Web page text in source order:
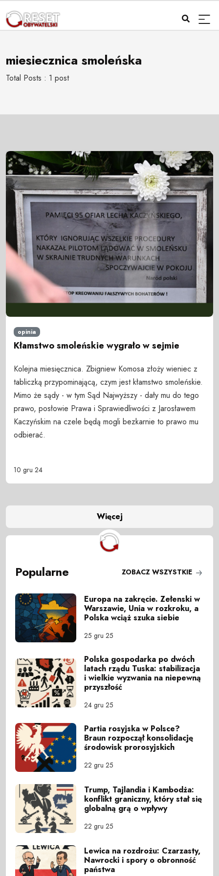
miesiecznica smoleńska
Total Posts : 1 post
opinia
Kłamstwo smoleńskie wygrało w sejmie
Kolejna miesięcznica. Zbigniew Komosa złoży wieniec z
tabliczką przypominającą, czym jest kłamstwo smoleńskie.
Mimo że sądy - w tym Sąd Najwyższy - dały mu do tego
prawo, posłowie Prawa i Sprawiedliwości z Jarosławem
Kaczyńskim na czele będą mogli bezkarnie to prawo mu
odbierać.
10 gru 24
Więcej
Popularne ZOBACZ WSZYSTKIE
Europa na zakręcie. Zełenski w
Warszawie, Unia w rozkroku, a
Polska wciąż szuka siebie
25 gru 25
Polska gospodarka po dwóch
latach rządu Tuska: stabilizacja
i wielkie wyzwania na niepewną
przyszłość
24 gru 25
Partia rosyjska w Polsce?
Braun rozpoczął konsolidację
środowisk prorosyjskich
22 gru 25
Trump, Tajlandia i Kambodża:
konflikt graniczny, który stał się
globalną grą o wpływy
22 gru 25
Lewica na rozdrożu: Czarzasty,
Nawrocki i spory o obronność
państwa